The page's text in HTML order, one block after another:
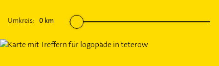
Umkreis: 0 km